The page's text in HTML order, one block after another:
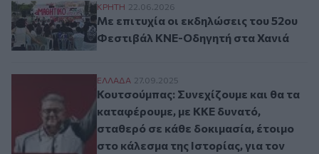
Με επιτυχία οι εκδηλώσεις του 52ου
ΚΡΗΤΗ 22.06.2026
Με επιτυχία οι εκδηλώσεις του 52ου
Φεστιβάλ ΚΝΕ-Οδηγητή στα Χανιά
Κουτσούμπας: Συνεχίζουμε και θα τα
ΕΛΛAΔΑ 27.09.2025
Κουτσούμπας: Συνεχίζουμε και θα τα
καταφέρουμε, με ΚΚΕ δυνατό,
σταθερό σε κάθε δοκιμασία, έτοιμο
στο κάλεσμα της Ιστορίας, για τον